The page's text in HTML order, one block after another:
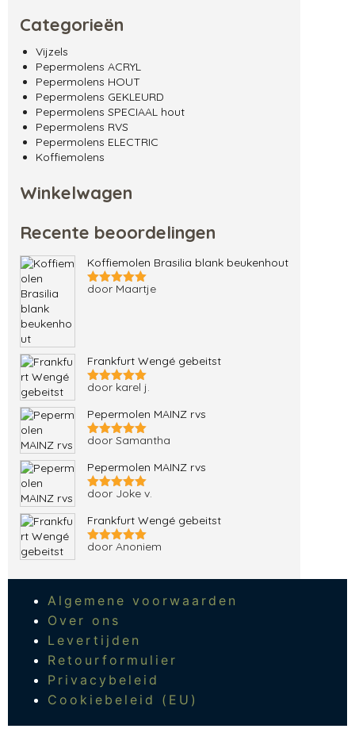
Categorieën
Vijzels
Pepermolens ACRYL
Pepermolens HOUT
Pepermolens GEKLEURD
Pepermolens SPECIAAL hout
Pepermolens RVS
Pepermolens ELECTRIC
Koffiemolens
Winkelwagen
Recente beoordelingen
Koffiemolen Brasilia blank beukenhout
Gewaardeerd
door Maartje
Frankfurt Wengé gebeitst
Gewaardeerd
door karel j.
Pepermolen MAINZ rvs
Gewaardeerd
door Samantha
Pepermolen MAINZ rvs
Gewaardeerd
door Joke v.
Frankfurt Wengé gebeitst
Gewaardeerd
door Anoniem
Algemene voorwaarden
Over ons
Levertijden
Retourformulier
Privacybeleid
Cookiebeleid (EU)